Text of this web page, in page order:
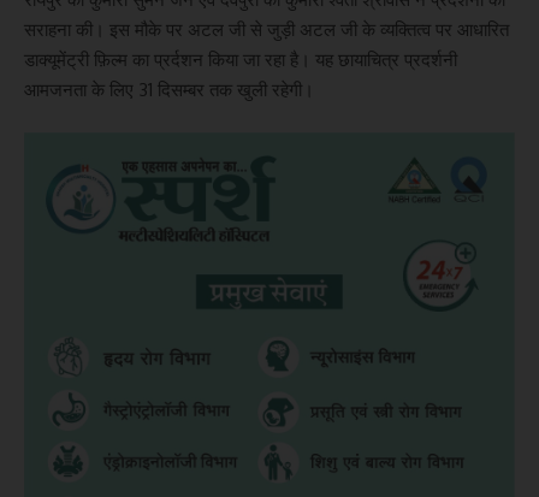
सराहना की। इस मौके पर अटल जी से जुड़ी अटल जी के व्यक्तित्व पर आधारित
डाक्यूमेंट्री फ़िल्म का प्रर्दशन किया जा रहा है। यह छायाचित्र प्रदर्शनी
आमजनता के लिए 31 दिसम्बर तक खुली रहेगी।